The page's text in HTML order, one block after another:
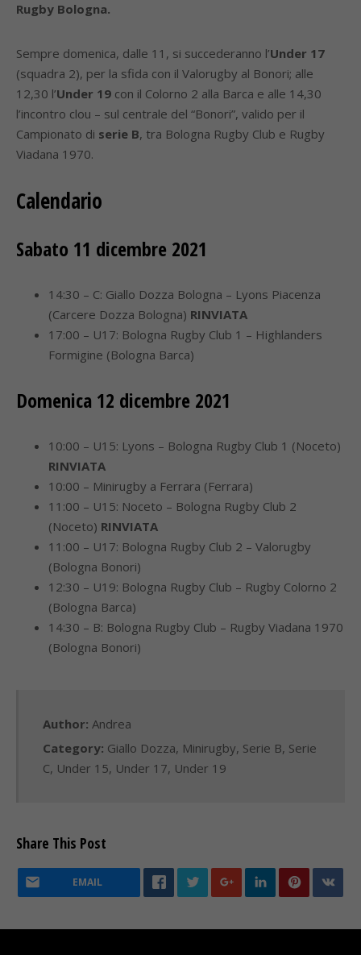
Rugby Bologna.
Sempre domenica, dalle 11, si succederanno l’Under 17
(squadra 2), per la sfida con il Valorugby al Bonori; alle
12,30 l’Under 19 con il Colorno 2 alla Barca e alle 14,30
l’incontro clou – sul centrale del “Bonori”, valido per il
Campionato di serie B, tra Bologna Rugby Club e Rugby
Viadana 1970.
Calendario
Sabato 11 dicembre 2021
14:30 – C: Giallo Dozza Bologna – Lyons Piacenza
(Carcere Dozza Bologna) RINVIATA
17:00 – U17: Bologna Rugby Club 1 – Highlanders
Formigine (Bologna Barca)
Domenica 12 dicembre 2021
10:00 – U15: Lyons – Bologna Rugby Club 1 (Noceto)
RINVIATA
10:00 – Minirugby a Ferrara (Ferrara)
11:00 – U15: Noceto – Bologna Rugby Club 2
(Noceto) RINVIATA
11:00 – U17: Bologna Rugby Club 2 – Valorugby
(Bologna Bonori)
12:30 – U19: Bologna Rugby Club – Rugby Colorno 2
(Bologna Barca)
14:30 – B: Bologna Rugby Club – Rugby Viadana 1970
(Bologna Bonori)
Author: Andrea
Category: Giallo Dozza, Minirugby, Serie B, Serie
C, Under 15, Under 17, Under 19
Share This Post
EMAIL